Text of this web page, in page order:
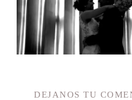
DEJANOS TU